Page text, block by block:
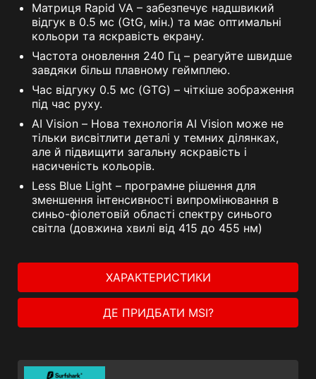
Матриця Rapid VA – забезпечує надшвикий
відгук в 0.5 мс (GtG, мін.) та має оптимальні
кольори та яскравість екрану.
Частота оновлення 240 Гц – реагуйте швидше
завдяки більш плавному геймплею.
Час відгуку 0.5 мс (GTG) – чіткіше зображення
під час руху.
AI Vision – Нова технологія AI Vision може не
тільки висвітлити деталі у темних ділянках,
але й підвищити загальну яскравість і
насиченість кольорів.
Less Blue Light – програмне рішення для
зменшення інтенсивності випромінювання в
синьо-фіолетовій області спектру синього
світла (довжина хвилі від 415 до 455 нм)
ХАРАКТЕРИСТИКИ
ДЕ ПРИДБАТИ MSI?